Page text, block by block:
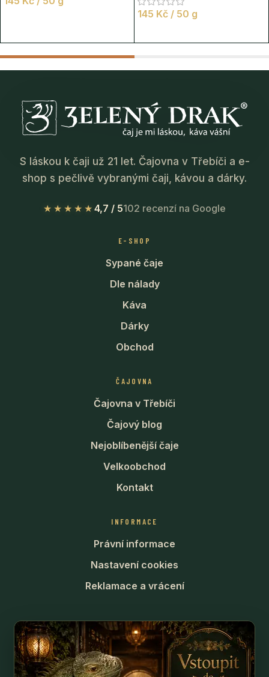
145 Kč / 50 g
S láskou k čaji už 21 let. Čajovna v Třebíči a e-
shop s pečlivě vybranými čaji, kávou a dárky.
★★★★★ 4,7 / 5102 recenzí na Google
E-SHOP
Sypané čaje
Dle nálady
Káva
Dárky
Obchod
ČAJOVNA
Čajovna v Třebíči
Čajový blog
Nejoblíbenější čaje
Velkoobchod
Kontakt
INFORMACE
Právní informace
Nastavení cookies
Reklamace a vrácení